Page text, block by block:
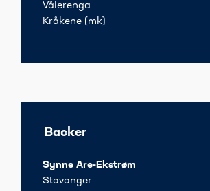
Vålerenga
Kråkene (mk)
Backer
Synne Are-Ekstrøm
Stavanger